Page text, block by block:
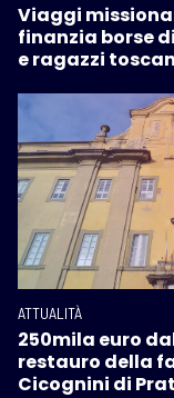
Viaggi
finanzia borse
e ragazzi
ATTUALITÀ
250mila euro
restauro della
Cicognini di